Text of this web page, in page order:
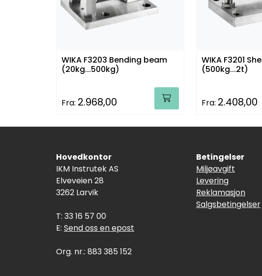
WIKA F3203 Bending beam
(20kg...500kg)
Fra: 2.968,00
WIKA F3201
(500kg...2t)
Fra: 2.408,00
Hovedkontor
IKM Instrutek AS
Elveveien 28
3262 Larvik
T: 33 16 57 00
E: Send oss en epost
Org. nr.: 883 385 152
Betingelser
Miljøavgift
Levering
Reklamasjon
Salgsbetingelser